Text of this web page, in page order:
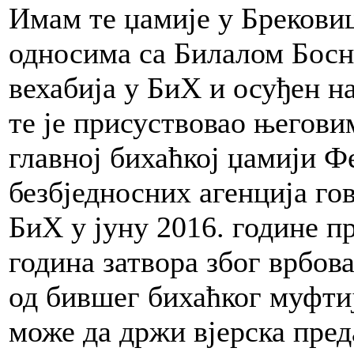
Имам те џамије у
односима са Билалом
вехабија у БиХ и осуђен
те је присуствовао
главној бихаћкој џамији
безбједносних агенција
БиХ у јуну 2016. године
година затвора због
од бившег бихаћког
може да држи вјерска